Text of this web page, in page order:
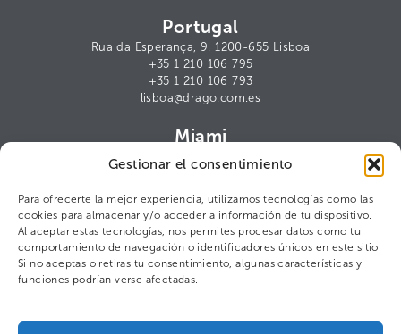
Gestionar el consentimiento
Para ofrecerte la mejor experiencia, utilizamos tecnologías como las
cookies para almacenar y/o acceder a información de tu dispositivo.
Al aceptar estas tecnologías, nos permites procesar datos como tu
comportamiento de navegación o identificadores únicos en este sitio.
Si no aceptas o retiras tu consentimiento, algunas características y
funciones podrían verse afectadas.
Portugal
Rua da Esperança, 9. 1200-655 Lisboa
+35 1 210 106 795
+35 1 210 106 793
lisboa@drago.com.es
Miami
Miami, FL 33131
Contacto para prensa
Cris Arana
ca@drago.com.es